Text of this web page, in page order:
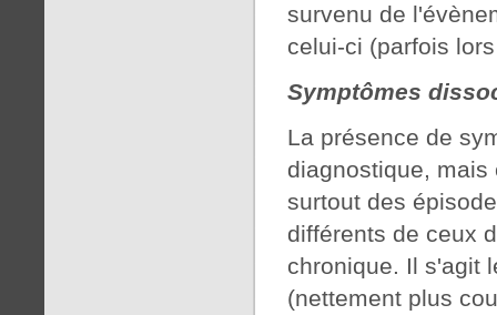
survenu de
celui-ci (parfois
Symptômes
La présence de
diagnostique,
surtout des
différents de ceux
chronique. Il s'agit
(nettement plus